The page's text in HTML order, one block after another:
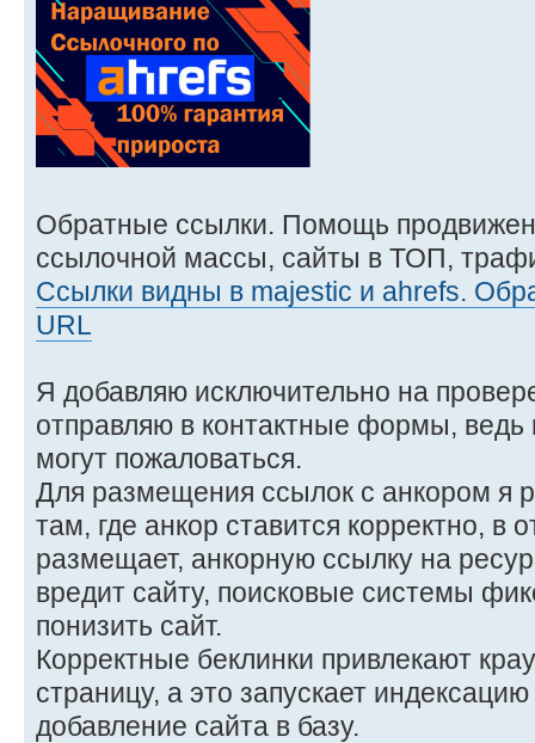
Обратные ссылки. Помощь
ссылочной массы, сайты в ТОП,
Cсылки видны в majestic и ahrefs.
URL
Я добавляю исключительно на
отправляю в контактные формы, ведь
могут пожаловаться.
Для размещения ссылок с анкором я
там, где анкор ставится корректно, в
размещает, анкорную ссылку на
вредит сайту, поисковые системы
понизить сайт.
Корректные беклинки привлекают
страницу, а это запускает
добавление сайта в базу.